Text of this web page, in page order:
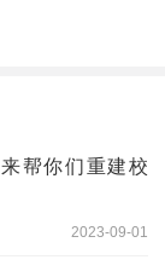
帮你们重建校
2023-09-01